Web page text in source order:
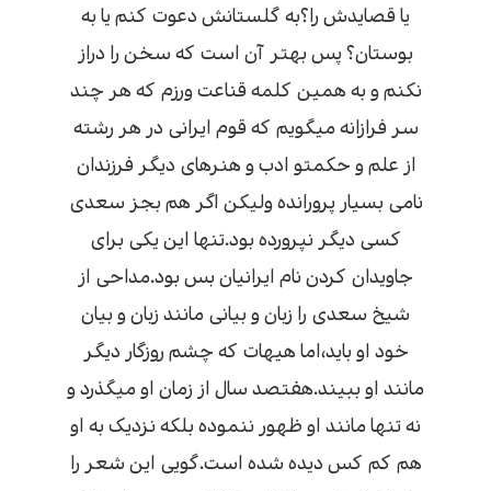
یا قصایدش را؟به گلستانش دعوت کنم یا به
بوستان؟ پس بهتر آن است که سخن را دراز
نکنم و به همین کلمه قناعت ورزم که هر چند
سر فرازانه میگویم که قوم ایرانی در هر رشته
از علم و حکمتو ادب و هنرهای دیگر فرزندان
نامی بسیار پرورانده ولیکن اگر هم بجز سعدی
کسی دیگر نپرورده بود.تنها این یکی برای
جاویدان کردن نام ایرانیان بس بود.مداحی از
شیخ سعدی را زبان و بیانی مانند زبان و بیان
خود او باید،اما هیهات که چشم روزگار دیگر
مانند او ببیند.هفتصد سال از زمان او میگذرد و
نه تنها مانند او ظهور ننموده بلکه نزدیک به او
هم کم کس دیده شده است.گویی این شعر را